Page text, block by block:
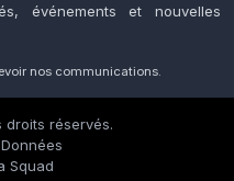
événements et nouvelles
nos communications.
droits réservés.
Données
Squad